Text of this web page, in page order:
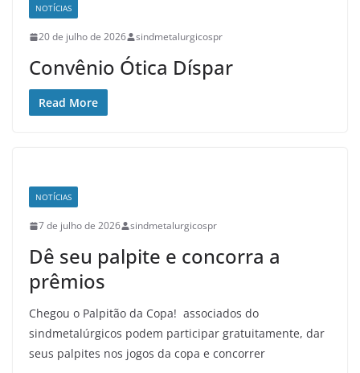
NOTÍCIAS
20 de julho de 2026 sindmetalurgicospr
Convênio Ótica Díspar
Read More
NOTÍCIAS
7 de julho de 2026 sindmetalurgicospr
Dê seu palpite e concorra a
prêmios
Chegou o Palpitão da Copa! associados do
sindmetalúrgicos podem participar gratuitamente, dar
seus palpites nos jogos da copa e concorrer